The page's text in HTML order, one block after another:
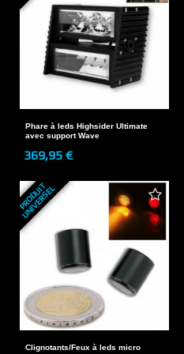
Phare à leds Highsider Ultimate
avec support Wave
369,95 €
P
R
O
D
U
I
T
U
N
I
V
E
R
S
E
L
Clignotants/Feux à leds micro